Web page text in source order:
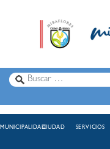
MUNICIPALIDADCIUDAD SERVICIOS